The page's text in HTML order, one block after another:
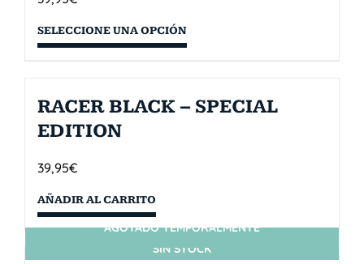
SELECCIONE UNA OPCIÓN
RACER BLACK – SPECIAL
EDITION
39,95€
AÑADIR AL CARRITO
SIN STOCK
AGOTADO TEMPORALMENTE